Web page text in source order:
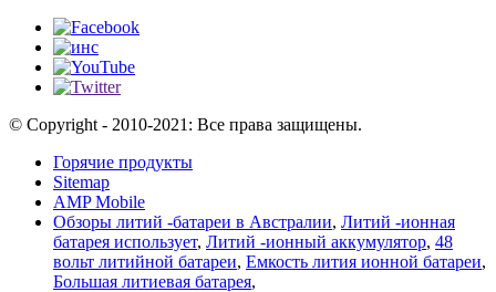
© Copyright - 2010-2021: Все права защищены.
Горячие продукты
Sitemap
AMP Mobile
Обзоры литий -батареи в Австралии, Литий -ионная
батарея использует, Литий -ионный аккумулятор, 48
вольт литийной батареи, Емкость лития ионной батареи,
Большая литиевая батарея,